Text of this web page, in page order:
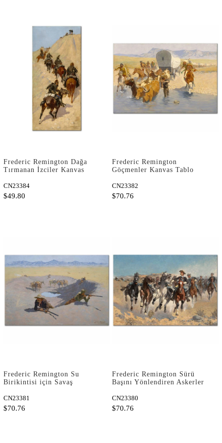
Frederic Remington Dağa
Tırmanan İzciler Kanvas
CN23384
$49.80
Frederic Remington
Göçmenler Kanvas Tablo
CN23382
$70.76
Frederic Remington Su
Birikintisi için Savaş
CN23381
$70.76
Frederic Remington Sürü
Başını Yönlendiren Askerler
CN23380
$70.76